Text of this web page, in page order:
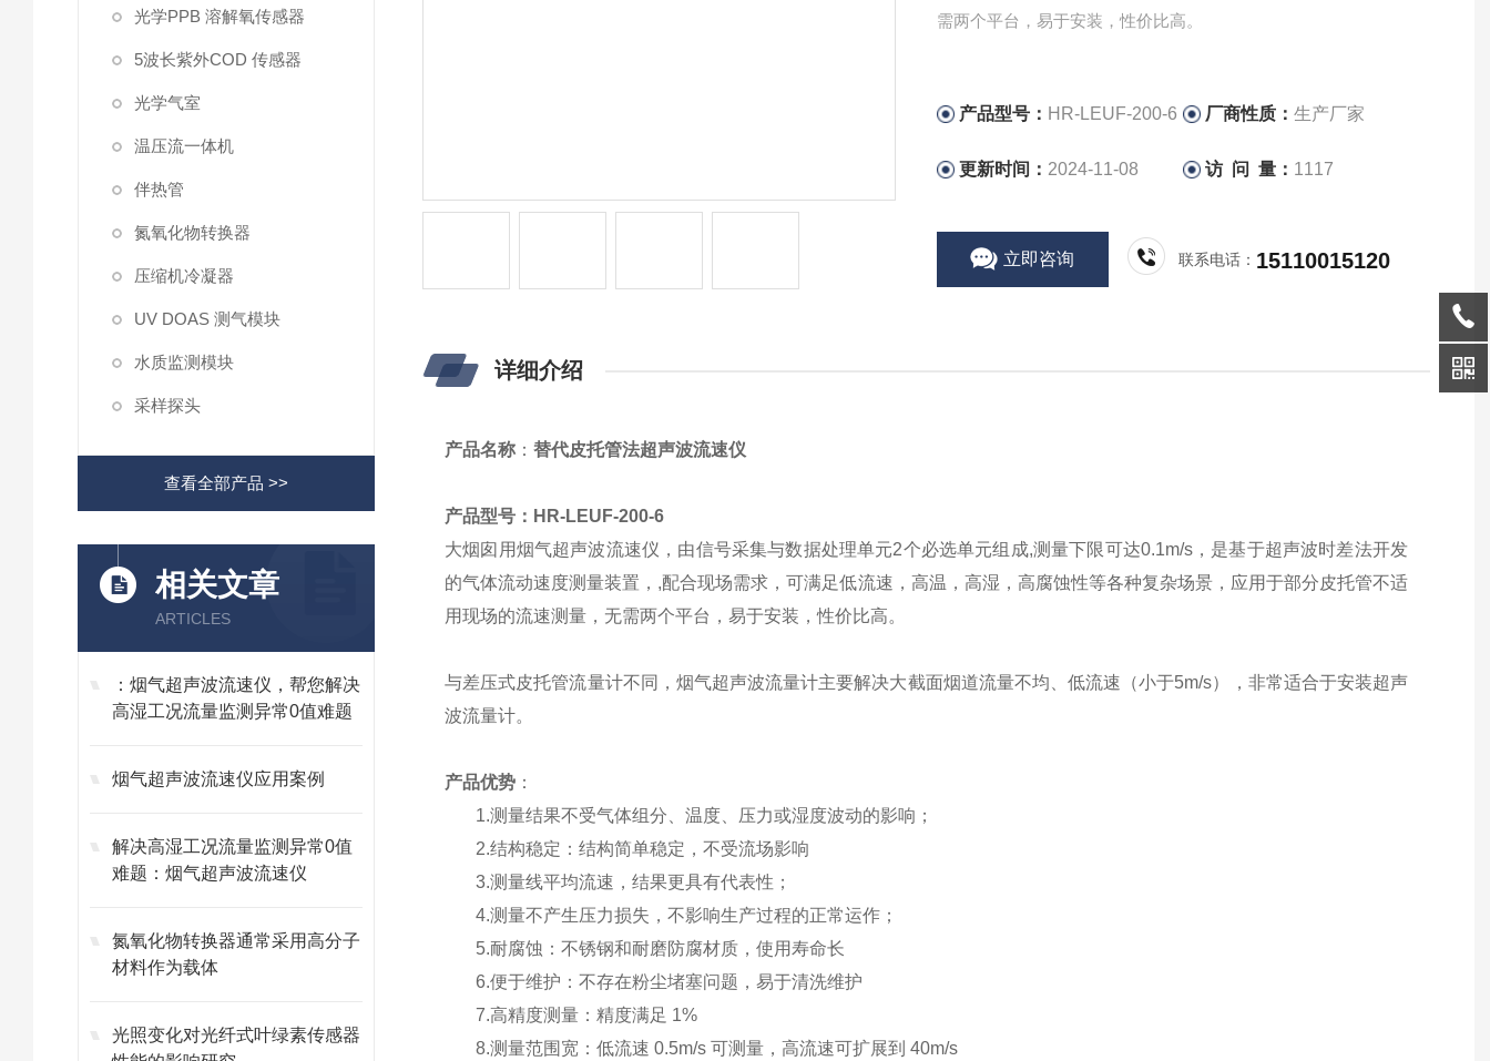
光学PPB 溶解氧传感器
5波长紫外COD 传感器
光学气室
温压流一体机
伴热管
氮氧化物转换器
压缩机冷凝器
UV DOAS 测气模块
水质监测模块
采样探头
查看全部产品 >>
相关文章
ARTICLES
：烟气超声波流速仪，帮您解决
高湿工况流量监测异常0值难题
烟气超声波流速仪应用案例
解决高湿工况流量监测异常0值
难题：烟气超声波流速仪
氮氧化物转换器通常采用高分子
材料作为载体
光照变化对光纤式叶绿素传感器
需两个平台，易于安装，性价比高。
产品型号： HR-LEUF-200-6 厂商性质：生产厂家
更新时间： 2024-11-08 访 问 量： 1117
立即咨询 联系电话： 15110015120
详细介绍
产品名称 ：替代皮托管法超声波流速仪
产品型号：HR-LEUF-200-6
大烟囱用烟气超声波流速仪，由信号采集与数据处理单元2个必选单元组成,测量下限可达0.1m/s，是基于超声波时差法开发
的气体流动速度测量装置，,配合现场需求，可满足低流速，高温，高湿，高腐蚀性等各种复杂场景，应用于部分皮托管不适
用现场的流速测量，无需两个平台，易于安装，性价比高。
与差压式皮托管流量计不同，烟气超声波流量计主要解决大截面烟道流量不均、低流速（小于5m/s），非常适合于安装超声
波流量计。
产品优势 ：
1.测量结果不受气体组分、温度、压力或湿度波动的影响；
2.结构稳定：结构简单稳定，不受流场影响
3.测量线平均流速，结果更具有代表性；
4.测量不产生压力损失，不影响生产过程的正常运作；
5.耐腐蚀：不锈钢和耐磨防腐材质，使用寿命长
6.便于维护：不存在粉尘堵塞问题，易于清洗维护
7.高精度测量：精度满足 1%
8.测量范围宽：低流速 0.5m/s 可测量，高流速可扩展到 40m/s